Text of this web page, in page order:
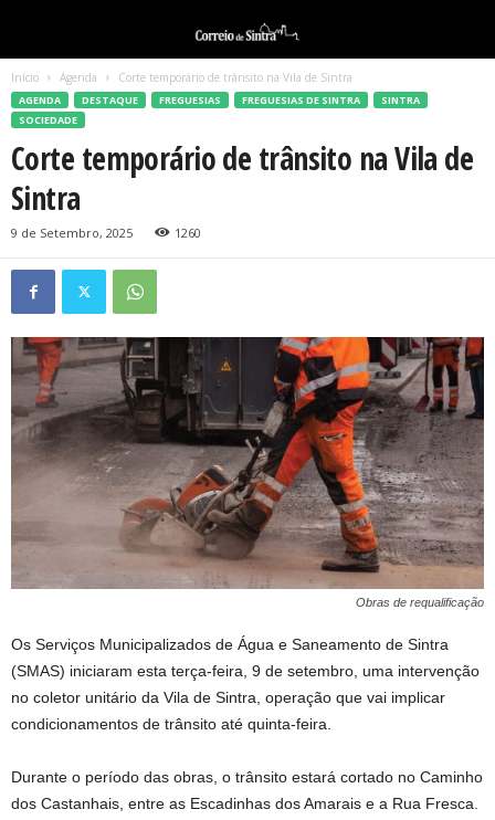
Início Agenda Corte temporário de trânsito na Vila de Sintra
AGENDA DESTAQUE FREGUESIAS FREGUESIAS DE SINTRA
SINTRA
SOCIEDADE
Corte temporário de trânsito na Vila de
Sintra
9 de Setembro, 2025 1260
Obras de requalificação
Os Serviços Municipalizados de Água e Saneamento de Sintra
(SMAS) iniciaram esta terça-feira, 9 de setembro, uma intervenção
no coletor unitário da Vila de Sintra, operação que vai implicar
condicionamentos de trânsito até quinta-feira.
Durante o período das obras, o trânsito estará cortado no Caminho
dos Castanhais, entre as Escadinhas dos Amarais e a Rua Fresca.